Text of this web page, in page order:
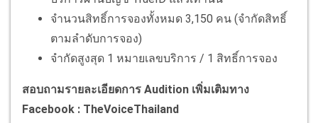
จำนวนสิทธิ์การจองทั้งหมด 3,150 คน (จำกัดสิทธิ์
ตามลำดับการจอง)
จำกัดสูงสุด 1 หมายเลขบริการ / 1 สิทธิ์การจอง
สอบถามรายละเอียดการ Audition เพิ่มเติมทาง
Facebook : TheVoiceThailand